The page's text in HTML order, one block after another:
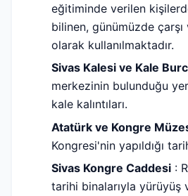
eğitiminde verilen
bilinen, günümüzde çarşı
olarak kullanılmaktadır.
Sivas Kalesi ve Kale
merkezinin bulunduğu
kale kalıntıları.
Atatürk ve Kongre
Kongresi'nin yapıldığı
Sivas Kongre Caddesi :
tarihi binalarıyla